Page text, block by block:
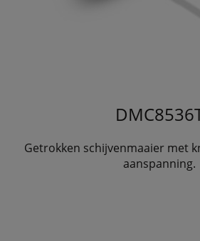
Getrokken schijvenmaaier met
aanspanning.